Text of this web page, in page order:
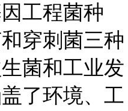
工程菌种
穿刺菌三种
菌和工业发
了环境、工